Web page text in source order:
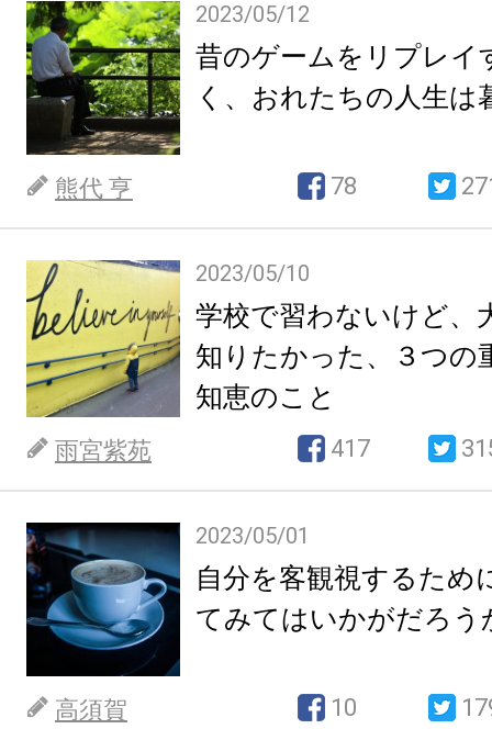
2023/05/12
昔のゲームをリプレイ
く、おれたちの人生は
熊代 亨 78
2023/05/10
学校で習わないけど、
知りたかった、３つの
知恵のこと
雨宮紫苑 417
2023/05/01
自分を客観視するため
てみてはいかがだろう
高須賀 10